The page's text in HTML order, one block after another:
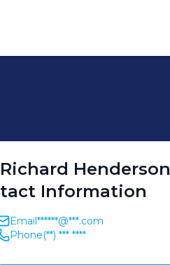
Richard Henderson
tact Information
Email******@***.com
Phone(**) *** ****